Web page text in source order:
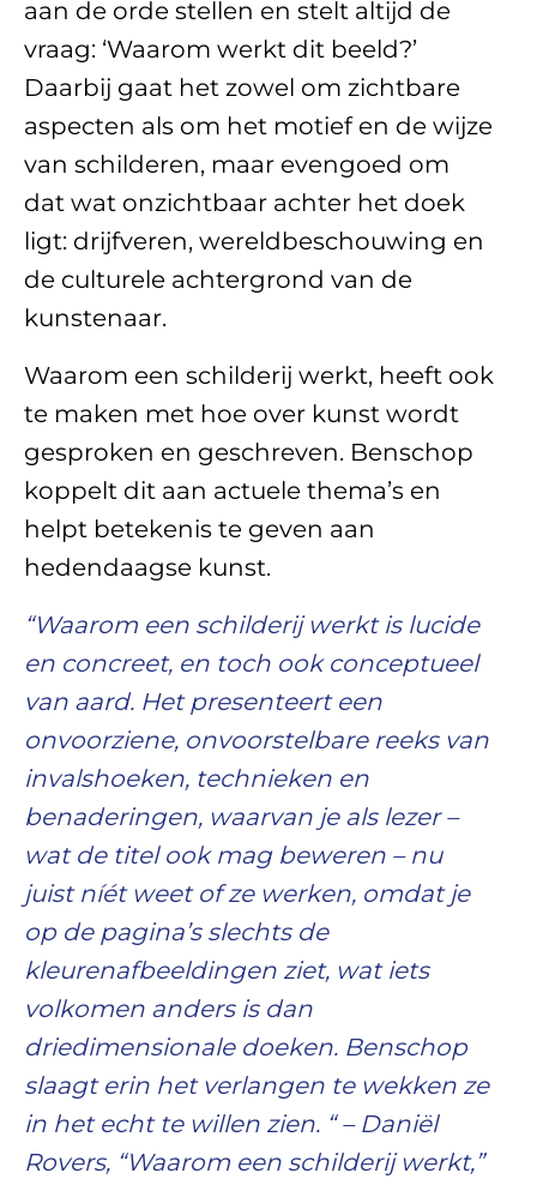
aan de orde stellen en stelt altijd de
vraag: ‘Waarom werkt dit beeld?’
Daarbij gaat het zowel om zichtbare
aspecten als om het motief en de wijze
van schilderen, maar evengoed om
dat wat onzichtbaar achter het doek
ligt: drijfveren, wereldbeschouwing en
de culturele achtergrond van de
kunstenaar.
Waarom een schilderij werkt, heeft ook
te maken met hoe over kunst wordt
gesproken en geschreven. Benschop
koppelt dit aan actuele thema’s en
helpt betekenis te geven aan
hedendaagse kunst.
“Waarom een schilderij werkt is lucide
en concreet, en toch ook conceptueel
van aard. Het presenteert een
onvoorziene, onvoorstelbare reeks van
invalshoeken, technieken en
benaderingen, waarvan je als lezer –
wat de titel ook mag beweren – nu
juist níét weet of ze werken, omdat je
op de pagina’s slechts de
kleurenafbeeldingen ziet, wat iets
volkomen anders is dan
driedimensionale doeken. Benschop
slaagt erin het verlangen te wekken ze
in het echt te willen zien. “ – Daniël
Rovers, “Waarom een schilderij werkt,”